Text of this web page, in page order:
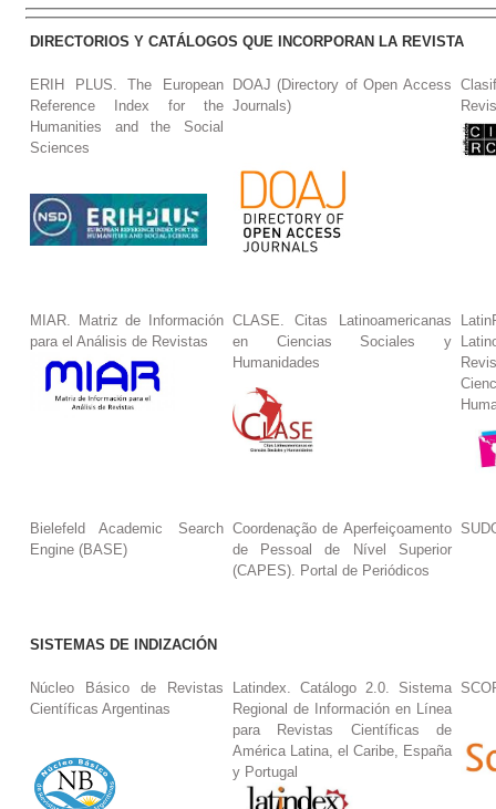
DIRECTORIOS Y CATÁLOGOS QUE INCORPORAN LA REVISTA
ERIH PLUS. The European
Reference Index for the
Humanities and the Social
Sciences
DOAJ (Directory of Open Access
Journals)
MIAR. Matriz de Información
para el Análisis de Revistas
CLASE. Citas Latinoamericanas
en Ciencias Sociales y
Humanidades
Bielefeld Academic Search
Engine (BASE)
Coordenação de Aperfeiçoamento
de Pessoal de Nível Superior
(CAPES). Portal de Periódicos
SISTEMAS DE INDIZACIÓN
Núcleo Básico de Revistas
Científicas Argentinas
Latindex. Catálogo 2.0. Sistema
Regional de Información en Línea
para Revistas Científicas de
América Latina, el Caribe, España
y Portugal